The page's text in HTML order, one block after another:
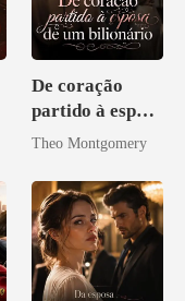
De coração
partido à esposa
de um bilionário
Theo Montgomery